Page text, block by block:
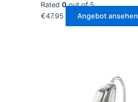
Rated 0out of 5
€47.95 Angebot ansehen